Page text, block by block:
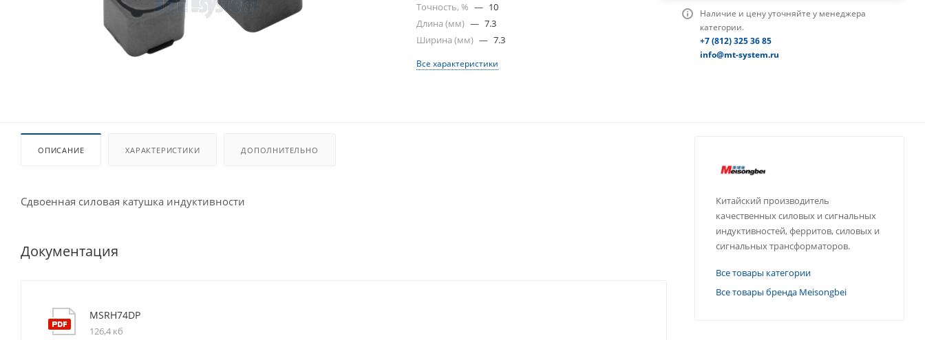
Точность, % — 10
Длина (мм) — 7.3
Ширина (мм) — 7.3
Все характеристики
Наличие и цену уточняйте у менеджера
категории.
+7 (812) 325 36 85
info@mt-system.ru
ОПИСАНИЕ ХАРАКТЕРИСТИКИ ДОПОЛНИТЕЛЬНО
Сдвоенная силовая катушка индуктивности
Документация
MSRH74DP
126,4 кб
Китайский производитель
качественных силовых и сигнальных
индуктивностей, ферритов, силовых и
сигнальных трансформаторов.
Все товары категории
Все товары бренда Meisongbei